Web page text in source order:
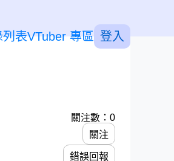
列表VTuber 專區 登入
關注數：0
關注
錯誤回報